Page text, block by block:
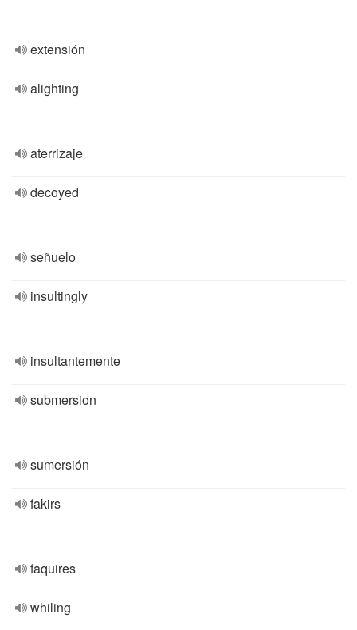
extensión
alighting
aterrizaje
decoyed
señuelo
insultingly
insultantemente
submersion
sumersión
fakirs
faquires
whiling